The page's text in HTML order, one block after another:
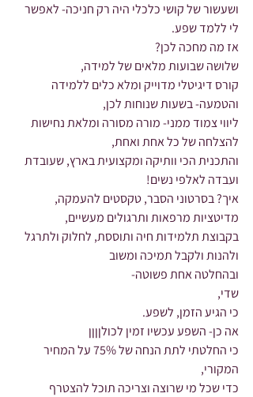
ושעשור של קושי כלכלי היה רק חניכה- לאפשר
לי ללמד שפע.
אז מה מחכה לכן?
שלושה שבועות מלאים של למידה,
קורס דיגיטלי מדוייק ומלא כלים ללמידה
והטמעה- בשעות שנוחות לכן,
ליווי צמוד ממני- מורה מסורה ומלאת נחישות
להצלחה של כל אחת ואחת,
והתכנית הכי וותיקה ומקצועית בארץ, שעובדת
ועבדה לאלפי נשים!
איך? בסרטוני הסבר, טקסטים להעמקה,
מדיטציות מרפאות ותרגולים מעשיים,
בקבוצת תלמידות חיה ותוססת, לחלוק ולתרגל
ולהנות ולקבל תמיכה ומשוב
ובהחלטה אחת פשוטה-
שדי,
כי הגיע הזמן, לשפע.
אה כן- השפע עכשיו זמין לכולןןןן
כי החלטתי לתת הנחה של 75% על המחיר
המקורי,
כדי שכל מי שרוצה וצריכה תוכל להצטרף